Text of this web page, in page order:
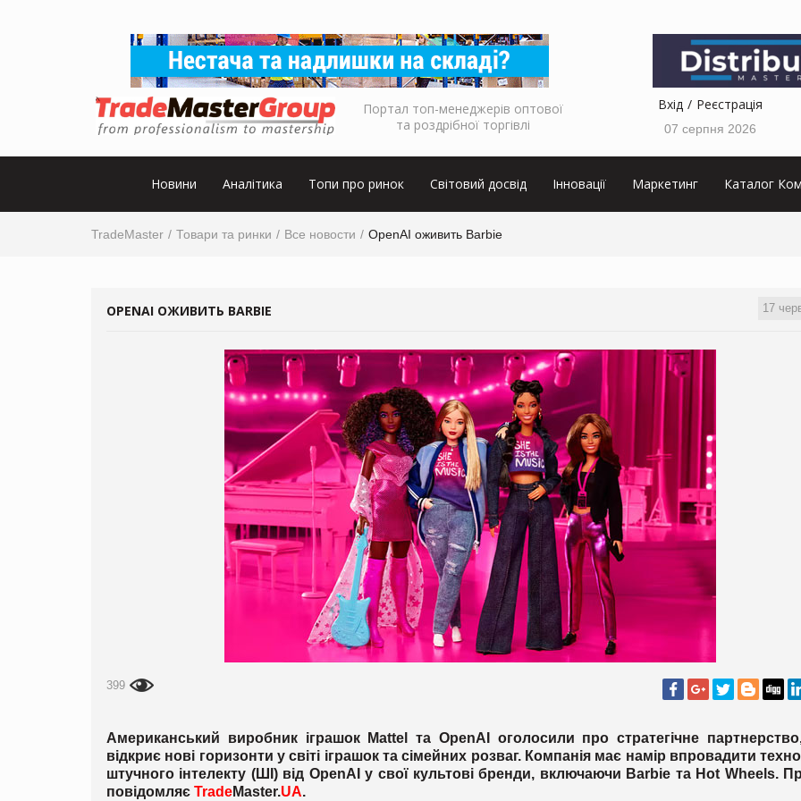
Портал топ-менеджерів оптової
та роздрібної торгівлі
Вхід Реєстрація
07 серпня 2026
Новини Аналітика Топи про ринок Світовий досвід Інновації Маркетинг Каталог
TradeMaster Товари та ринки Все новости OpenAI оживить Barbie
17
OPENAI ОЖИВИТЬ BARBIE
399
Американський виробник іграшок Mattel та OpenAI оголосили про стратегічне
відкриє нові горизонти у світі іграшок та сімейних розваг. Компанія має намір впровадити
штучного інтелекту (ШІ) від OpenAI у свої культові бренди, включаючи Barbie та Hot Wheels.
повідомляє TradeMaster.UA.